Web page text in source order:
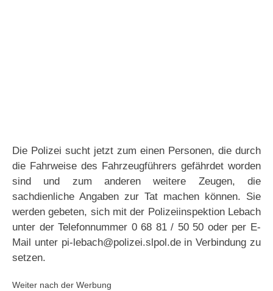
Die Polizei sucht jetzt zum einen Personen, die durch
die Fahrweise des Fahrzeugführers gefährdet worden
sind und zum anderen weitere Zeugen, die
sachdienliche Angaben zur Tat machen können. Sie
werden gebeten, sich mit der Polizeiinspektion Lebach
unter der Telefonnummer 0 68 81 / 50 50 oder per E-
Mail unter pi-lebach@polizei.slpol.de in Verbindung zu
setzen.
Weiter nach der Werbung